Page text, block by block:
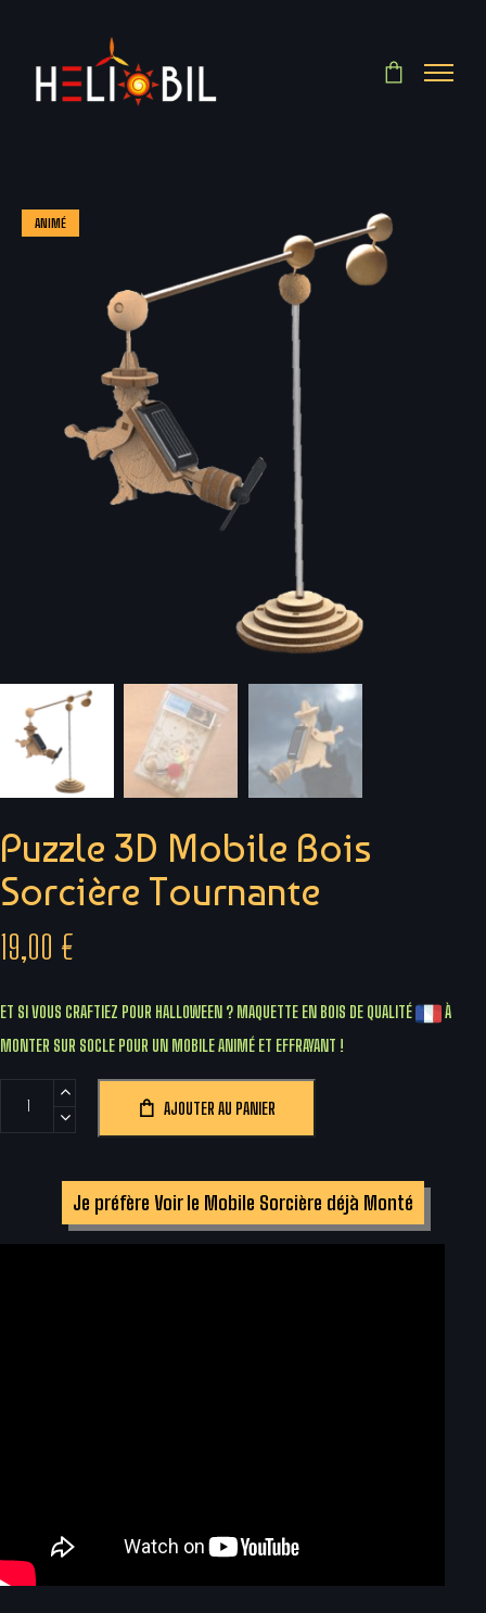
ANIMÉ
Puzzle 3D Mobile Bois
Sorcière Tournante
19,00 €
ET SI VOUS CRAFTIEZ POUR HALLOWEEN ? MAQUETTE EN BOIS DE QUALITÉ
À
MONTER SUR SOCLE POUR UN MOBILE ANIMÉ ET EFFRAYANT !
AJOUTER AU PANIER
Je préfère Voir le Mobile Sorcière déjà Monté